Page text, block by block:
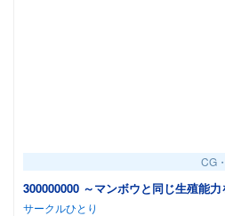
CG
300000000 ～マンボウと同じ生殖能
サークルひとり